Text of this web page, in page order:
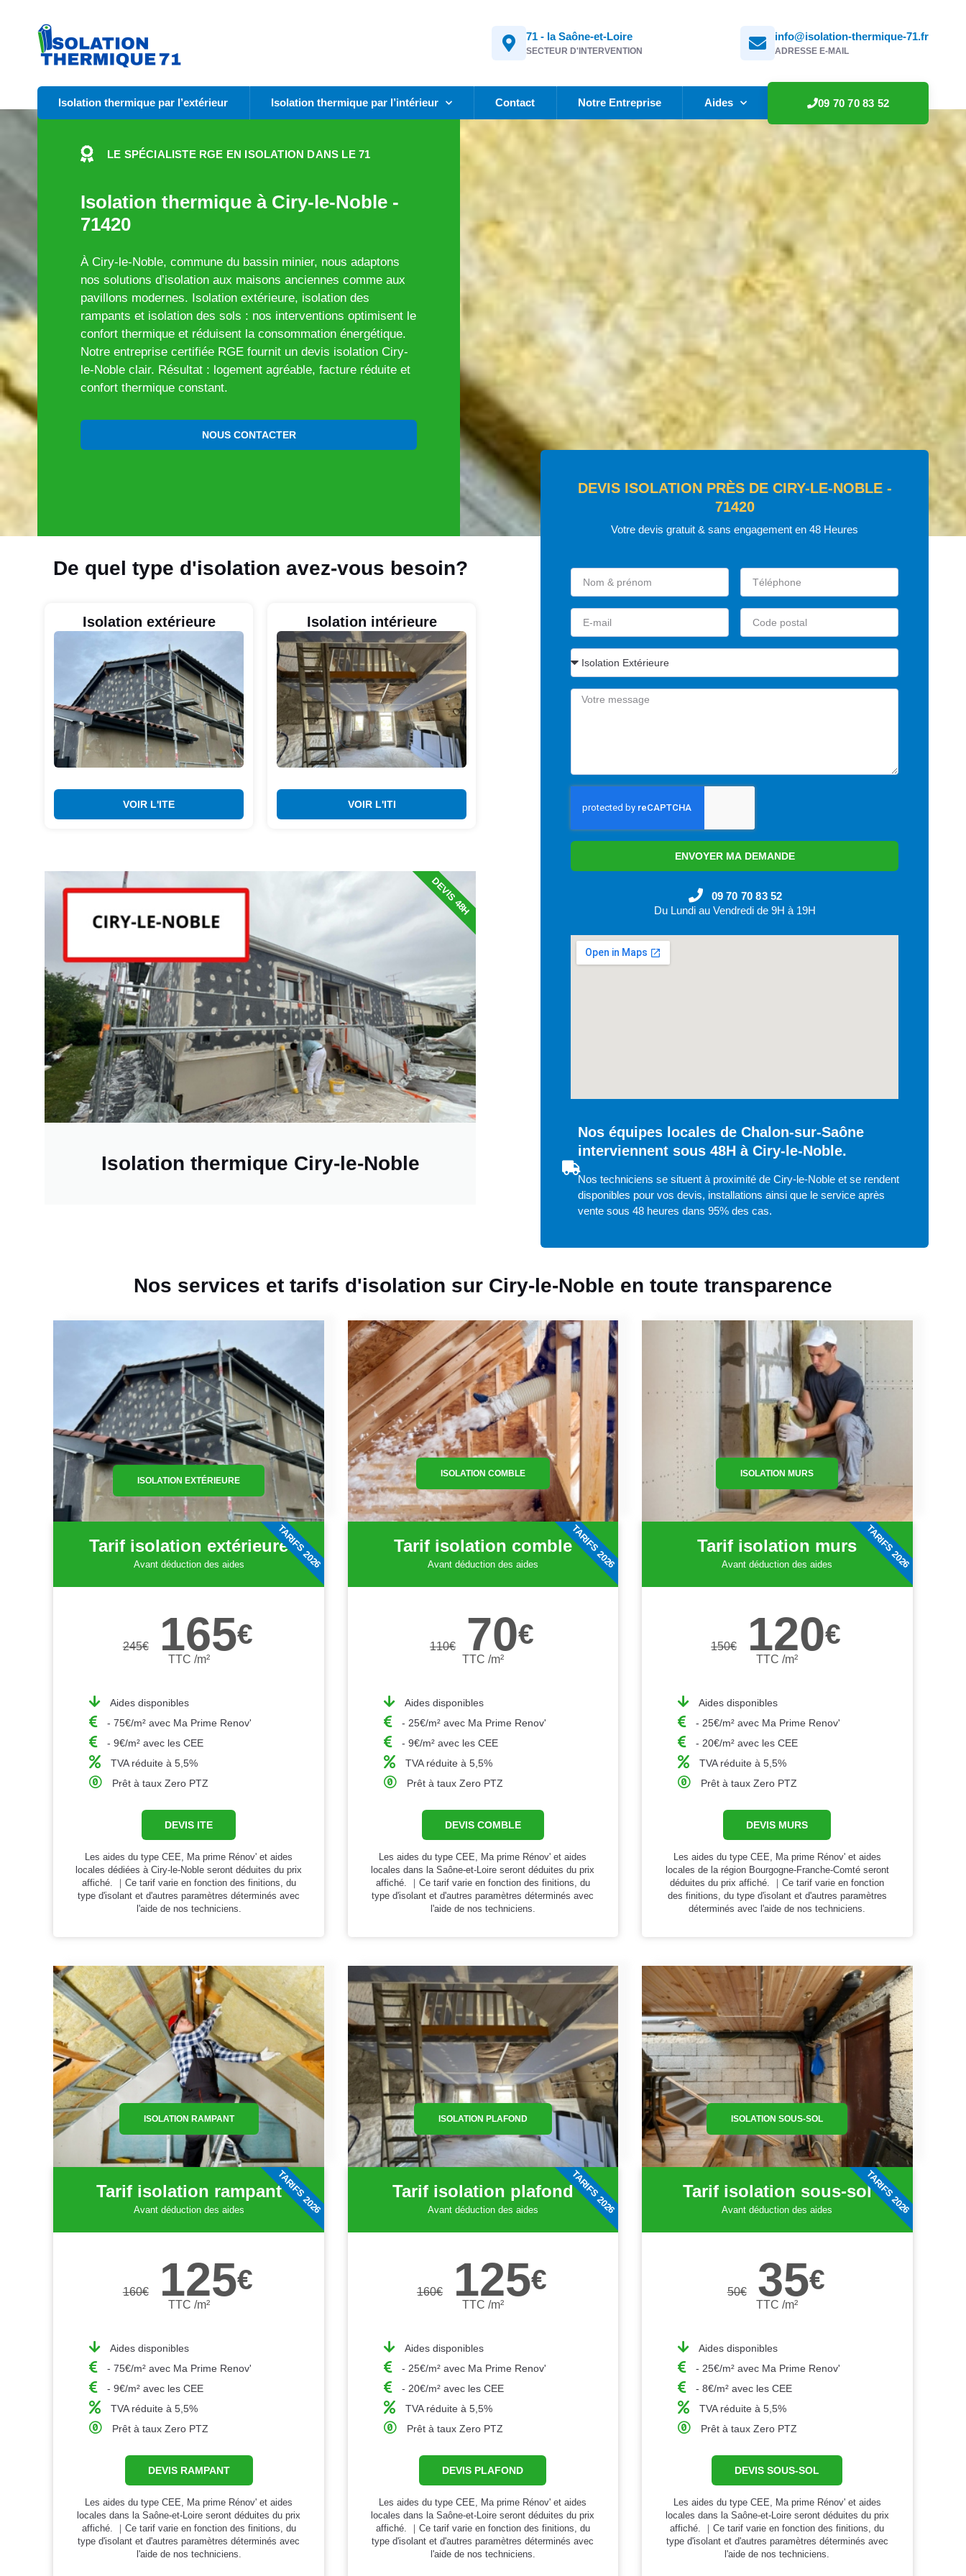
71 - la Saône-et-Loire
SECTEUR D'INTERVENTION
info@isolation-thermique-71.fr
ADRESSE E-MAIL
Isolation thermique par l’extérieur Isolation thermique par l’intérieur Contact Notre Entreprise Aides 09 70 70 83 52
LE SPÉCIALISTE RGE EN ISOLATION DANS LE 71
Isolation thermique à Ciry-le-Noble -
71420
À Ciry-le-Noble, commune du bassin minier, nous adaptons
nos solutions d’isolation aux maisons anciennes comme aux
pavillons modernes. Isolation extérieure, isolation des
rampants et isolation des sols : nos interventions optimisent le
confort thermique et réduisent la consommation énergétique.
Notre entreprise certifiée RGE fournit un devis isolation Ciry-
le-Noble clair. Résultat : logement agréable, facture réduite et
confort thermique constant.
NOUS CONTACTER
De quel type d'isolation avez-vous besoin?
Isolation extérieure
VOIR L'ITE
Isolation intérieure
VOIR L'ITI
Isolation thermique Ciry-le-Noble
DEVIS 48H
DEVIS ISOLATION PRÈS DE CIRY-LE-NOBLE -
71420
Votre devis gratuit & sans engagement en 48 Heures
ENVOYER MA DEMANDE
09 70 70 83 52
Du Lundi au Vendredi de 9H à 19H
Nos équipes locales de Chalon-sur-Saône
interviennent sous 48H à Ciry-le-Noble.
Nos techniciens se situent à proximité de Ciry-le-Noble et se rendent
disponibles pour vos devis, installations ainsi que le service après
vente sous 48 heures dans 95% des cas.
Nos services et tarifs d'isolation sur Ciry-le-Noble en toute transparence
ISOLATION EXTÉRIEURE
Tarif isolation extérieure
Avant déduction des aides
245€ 165€
TTC /m²
Aides disponibles
- 75€/m² avec Ma Prime Renov'
- 9€/m² avec les CEE
TVA réduite à 5,5%
Prêt à taux Zero PTZ
DEVIS ITE
Les aides du type CEE, Ma prime Rénov' et aides
locales dédiées à Ciry-le-Noble seront déduites du prix
affiché. ｜Ce tarif varie en fonction des finitions, du
type d'isolant et d'autres paramètres déterminés avec
l'aide de nos techniciens.
TARIFS 2026
ISOLATION COMBLE
Tarif isolation comble
Avant déduction des aides
110€ 70€
TTC /m²
Aides disponibles
- 25€/m² avec Ma Prime Renov'
- 9€/m² avec les CEE
TVA réduite à 5,5%
Prêt à taux Zero PTZ
DEVIS COMBLE
Les aides du type CEE, Ma prime Rénov' et aides
locales dans la Saône-et-Loire seront déduites du prix
affiché. ｜Ce tarif varie en fonction des finitions, du
type d'isolant et d'autres paramètres déterminés avec
l'aide de nos techniciens.
TARIFS 2026
ISOLATION MURS
Tarif isolation murs
Avant déduction des aides
150€ 120€
TTC /m²
Aides disponibles
- 25€/m² avec Ma Prime Renov'
- 20€/m² avec les CEE
TVA réduite à 5,5%
Prêt à taux Zero PTZ
DEVIS MURS
Les aides du type CEE, Ma prime Rénov' et aides
locales de la région Bourgogne-Franche-Comté seront
déduites du prix affiché. ｜Ce tarif varie en fonction
des finitions, du type d'isolant et d'autres paramètres
déterminés avec l'aide de nos techniciens.
TARIFS 2026
ISOLATION RAMPANT
Tarif isolation rampant
Avant déduction des aides
160€ 125€
TTC /m²
Aides disponibles
- 75€/m² avec Ma Prime Renov'
- 9€/m² avec les CEE
TVA réduite à 5,5%
Prêt à taux Zero PTZ
DEVIS RAMPANT
Les aides du type CEE, Ma prime Rénov' et aides
locales dans la Saône-et-Loire seront déduites du prix
affiché. ｜Ce tarif varie en fonction des finitions, du
type d'isolant et d'autres paramètres déterminés avec
l'aide de nos techniciens.
TARIFS 2026
ISOLATION PLAFOND
Tarif isolation plafond
Avant déduction des aides
160€ 125€
TTC /m²
Aides disponibles
- 25€/m² avec Ma Prime Renov'
- 20€/m² avec les CEE
TVA réduite à 5,5%
Prêt à taux Zero PTZ
DEVIS PLAFOND
Les aides du type CEE, Ma prime Rénov' et aides
locales dans la Saône-et-Loire seront déduites du prix
affiché. ｜Ce tarif varie en fonction des finitions, du
type d'isolant et d'autres paramètres déterminés avec
l'aide de nos techniciens.
TARIFS 2026
ISOLATION SOUS-SOL
Tarif isolation sous-sol
Avant déduction des aides
50€ 35€
TTC /m²
Aides disponibles
- 25€/m² avec Ma Prime Renov'
- 8€/m² avec les CEE
TVA réduite à 5,5%
Prêt à taux Zero PTZ
DEVIS SOUS-SOL
Les aides du type CEE, Ma prime Rénov' et aides
locales dans la Saône-et-Loire seront déduites du prix
affiché. ｜Ce tarif varie en fonction des finitions, du
type d'isolant et d'autres paramètres déterminés avec
l'aide de nos techniciens.
TARIFS 2026